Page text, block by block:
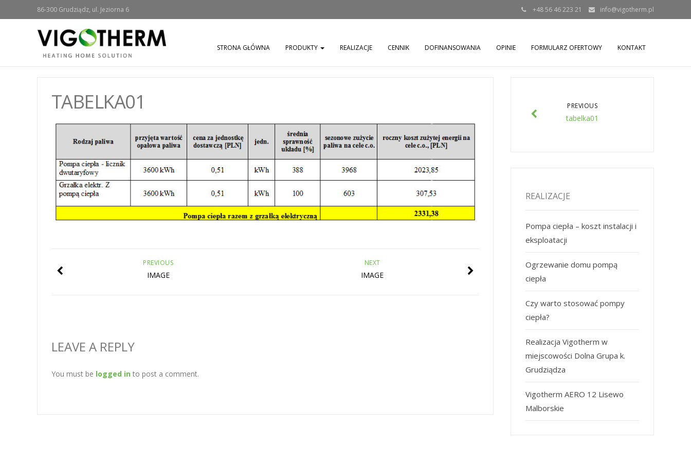
86-300 Grudziądz, ul. Jeziorna 6 +48 56 46 223 21 info@vigotherm.pl
STRONA GŁÓWNA PRODUKTY REALIZACJE CENNIK DOFINANSOWANIA OPINIE FORMULARZ OFERTOWY KONTAKT
TABELKA01
NEXT
IMAGE
PREVIOUS
IMAGE
LEAVE A REPLY
You must be logged in to post a comment.
PREVIOUS
tabelka01
REALIZACJE
Pompa ciepła – koszt instalacji i
eksploatacji
Ogrzewanie domu pompą
ciepła
Czy warto stosować pompy
ciepła?
Realizacja Vigotherm w
miejscowości Dolna Grupa k.
Grudziądza
Vigotherm AERO 12 Lisewo
Malborskie